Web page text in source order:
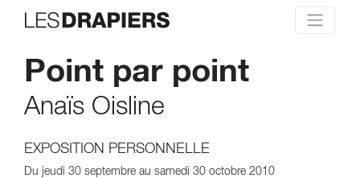
Point par point
Anaïs Oisline
EXPOSITION PERSONNELLE
Du jeudi 30 septembre au samedi 30 octobre 2010